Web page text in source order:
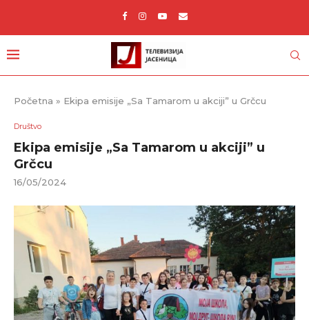
Početna » Ekipa emisije „Sa Tamarom u akciji” u Grčcu
Društvo
Ekipa emisije „Sa Tamarom u akciji” u
Grčcu
16/05/2024